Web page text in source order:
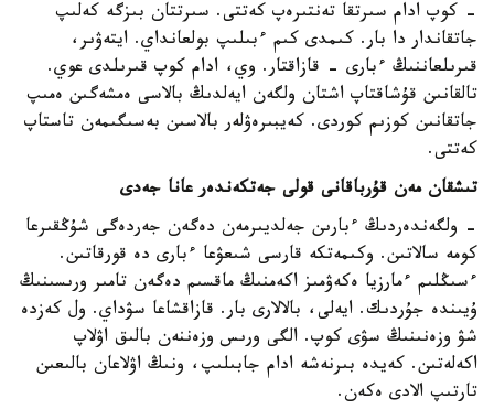
- كوپ ادام سىرتقا تەنتىرەپ كەتتى. سىرتتان بىزگە كەلىپ
جاتقاندار دا بار. كىمدى كىم ءبىلىپ بولعانداي. ايتەۋىر،
قىرىلعاننىڭ ءبارى - قازاقتار. وي، ادام كوپ قىرىلدى عوي.
تالقانىن قۇشاقتاپ اشتان ولگەن ايەلدىڭ بالاسى ەمشەگىن ەمىپ
جاتقانىن كوزىم كوردى. كەيبىرەۋلەر بالاسىن بەسىگىمەن تاستاپ
كەتتى.
تىشقان مەن قۇرباقانى قولى جەتكەندەر عانا جەدى
- ولگەندەردىڭ ءبارىن جەلديىرمەن دەگەن جەردەگى شۇڭقىرعا
كومە سالاتىن. وكىمەتكە قارسى شىعۋعا ءبارى دە قورقاتىن.
ءسىڭلىم ءمارزيا ەكەۋمىز اكەمنىڭ ماقسىم دەگەن تامىر ورىسىنىڭ
ۇيىندە جۇردىك. ايەلى، بالالارى بار. قازاقشاعا سۋداي. ول كەزدە
شۋ وزەنىنىڭ سۋى كوپ. الگى ورىس وزەننەن بالىق اۋلاپ
اكەلەتىن. كەيدە بىرنەشە ادام جابىلىپ، ونىڭ اۋلاعان بالىعىن
تارتىپ الادى ەكەن.